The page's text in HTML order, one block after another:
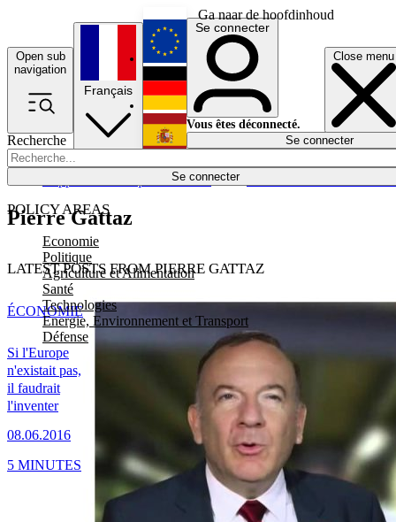
Ga naar de hoofdinhoud
Open sub
navigation
Close menu
Recherche
Se connecter
POLICY AREAS
Economie
Politique
Agriculture et Alimentation
Santé
Technologies
Energie, Environnement et Transport
Défense
Économie
Français
English
Deutsch
Español
Se connecter
Vous êtes déconnecté.
Se connecter
Pierre Gattaz
LATEST POSTS FROM PIERRE GATTAZ
Si l'Europe
n'existait pas,
il faudrait
l'inventer
08.06.2016
ÉCONOMIE
5 MINUTES